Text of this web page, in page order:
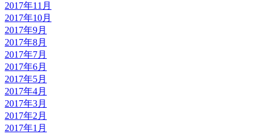
2017年11月
2017年10月
2017年9月
2017年8月
2017年7月
2017年6月
2017年5月
2017年4月
2017年3月
2017年2月
2017年1月